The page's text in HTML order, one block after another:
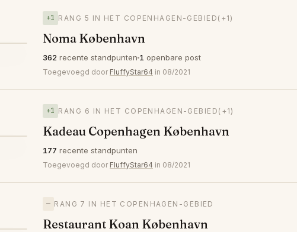
+1 RANG 5 IN HET COPENHAGEN-GEBIED (+1)
Noma København
362 recente standpunten 1 openbare post
Toegevoegd door FluffyStar64 in 08/2021
+1 RANG 6 IN HET COPENHAGEN-GEBIED (+1)
Kadeau Copenhagen København
177 recente standpunten
Toegevoegd door FluffyStar64 in 08/2021
— RANG 7 IN HET COPENHAGEN-GEBIED
Restaurant Koan København